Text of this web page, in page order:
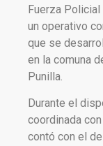
Fuerza
un operativo
que se
en la comuna
Punilla.
Durante el
coordinada
contó con el